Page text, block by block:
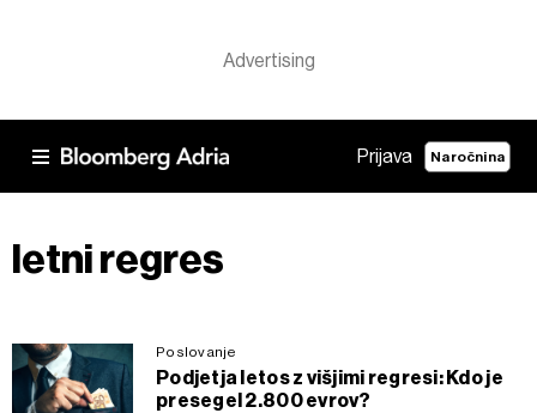
Prijava Naročnina
letni regres
Poslovanje
Podjetja letos z višjimi regresi: Kdo je
presegel 2.800 evrov?